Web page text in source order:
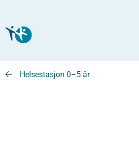
Helsestasjon 0–5 år